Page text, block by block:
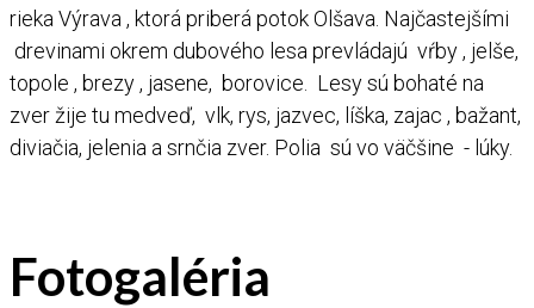
rieka Výrava , ktorá priberá potok Olšava. Najčastejšími
drevinami okrem dubového lesa prevládajú vŕby , jelše,
topole , brezy , jasene, borovice. Lesy sú bohaté na
zver žije tu medveď, vlk, rys, jazvec, líška, zajac , bažant,
diviačia, jelenia a srnčia zver. Polia sú vo väčšine - lúky.
Fotogaléria